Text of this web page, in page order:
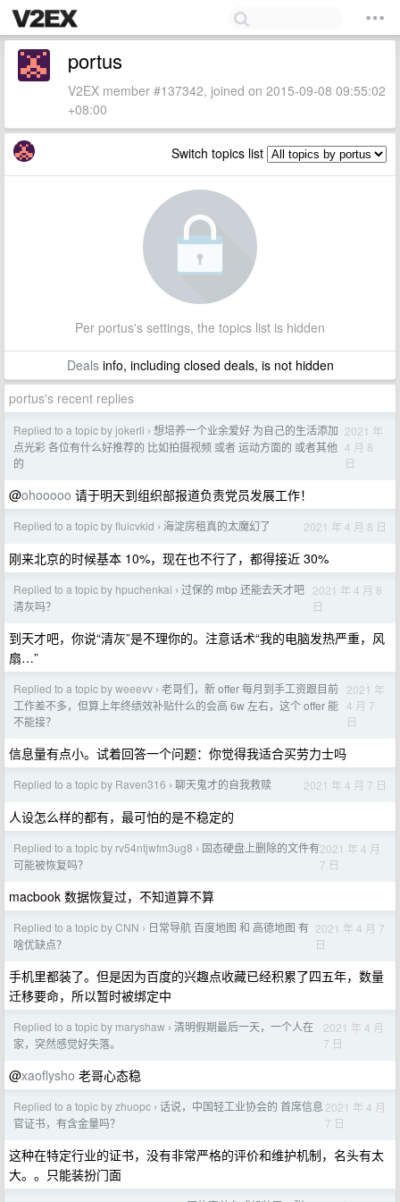
portus
V2EX member #137342, joined on 2015-09-08 09:55:02
+08:00
Switch topics list
Per portus's settings, the topics list is hidden
Dealsinfo, including closed deals, is not hidden
portus's recent replies
Replied to a topic by jokerli › 想培养一个业余爱好 为自己的生活添加
点光彩 各位有什么好推荐的 比如拍摄视频 或者 运动方面的 或者其他
的
2021 年
4 月 8
日
@ohooooo 请于明天到组织部报道负责党员发展工作！
Replied to a topic by fluicvkid › 海淀房租真的太魔幻了 2021 年 4 月 8 日
刚来北京的时候基本 10%，现在也不行了，都得接近 30%
Replied to a topic by hpuchenkai › 过保的 mbp 还能去天才吧
清灰吗？
2021 年 4 月 8
日
到天才吧，你说“清灰”是不理你的。注意话术“我的电脑发热严重，风
扇…”
Replied to a topic by weeevv › 老哥们，新 offer 每月到手工资跟目前
工作差不多，但算上年终绩效补贴什么的会高 6w 左右，这个 offer 能
不能接？
2021 年
4 月 7
日
信息量有点小。试着回答一个问题：你觉得我适合买劳力士吗
Replied to a topic by Raven316 › 聊天鬼才的自我救赎 2021 年 4 月 7 日
人设怎么样的都有，最可怕的是不稳定的
Replied to a topic by rv54ntjwfm3ug8 › 固态硬盘上删除的文件有
可能被恢复吗？
2021 年 4 月
7 日
macbook 数据恢复过，不知道算不算
Replied to a topic by CNN › 日常导航 百度地图 和 高德地图 有
啥优缺点？
2021 年 4 月 7
日
手机里都装了。但是因为百度的兴趣点收藏已经积累了四五年，数量
迁移要命，所以暂时被绑定中
Replied to a topic by maryshaw › 清明假期最后一天，一个人在
家，突然感觉好失落。
2021 年 4 月
7 日
@xaoflysho 老哥心态稳
Replied to a topic by zhuopc › 话说，中国轻工业协会的 首席信息
官证书，有含金量吗？
2021 年 4 月
7 日
这种在特定行业的证书，没有非常严格的评价和维护机制，名头有太
大。。只能装扮门面